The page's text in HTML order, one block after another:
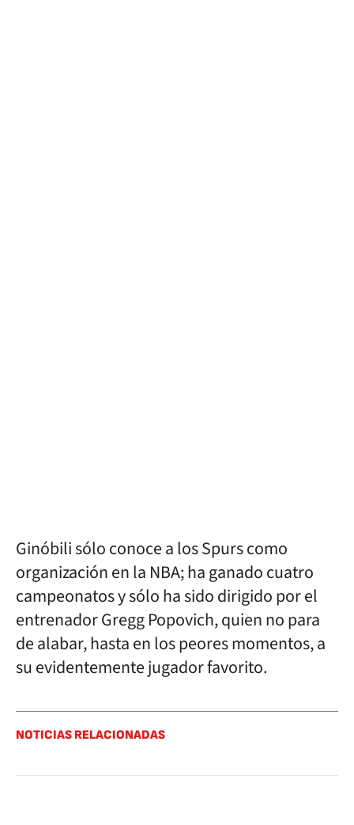
Ginóbili sólo conoce a los Spurs como
organización en la NBA; ha ganado cuatro
campeonatos y sólo ha sido dirigido por el
entrenador Gregg Popovich, quien no para
de alabar, hasta en los peores momentos, a
su evidentemente jugador favorito.
NOTICIAS RELACIONADAS